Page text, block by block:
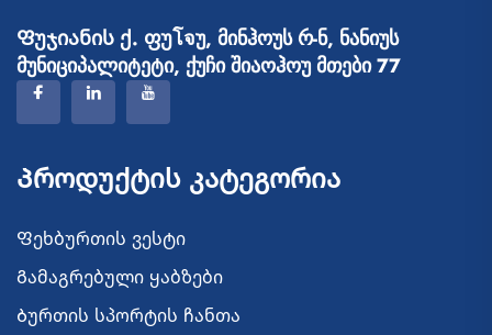
Ფუჯიანის ქ. ფუโจუ, მინჰოუს რ-ნ, ნანიუს
მუნიციპალიტეტი, ქუჩი შიაოჰოუ მთები 77
Პროდუქტის Კატეგორია
Ფეხბურთის ვესტი
Გამაგრებული ყაბზები
Ბურთის სპორტის ჩანთა